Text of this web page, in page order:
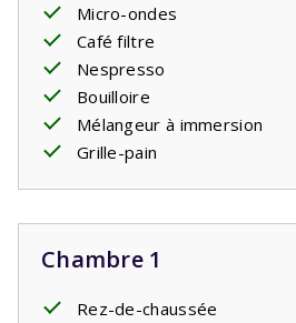
Micro-ondes
Café filtre
Nespresso
Bouilloire
Mélangeur à immersion
Grille-pain
Chambre 1
Rez-de-chaussée